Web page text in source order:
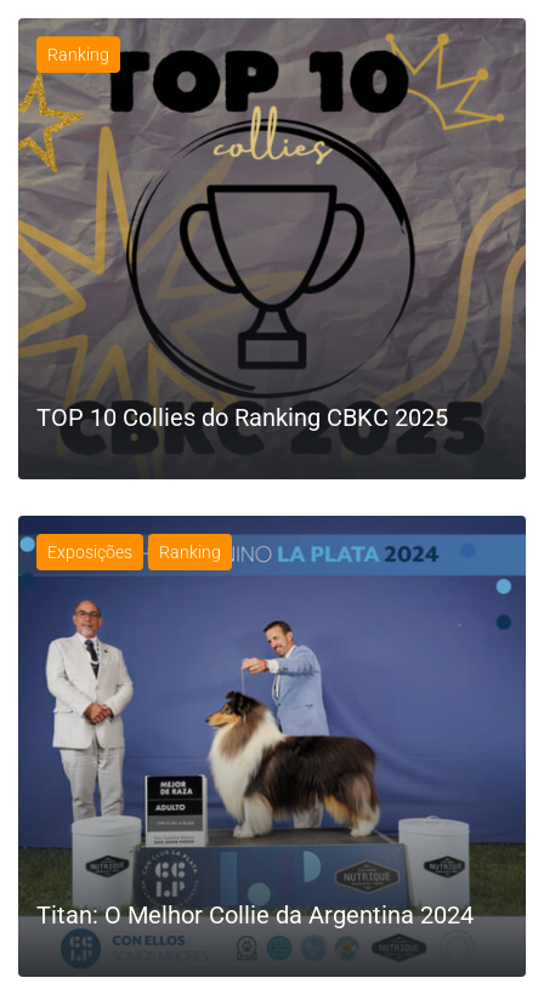
LEIA MAIS
Ranking
TOP 10 Collies do Ranking CBKC 2025
LEIA MAIS
Exposições Ranking
Titan: O Melhor Collie da Argentina 2024